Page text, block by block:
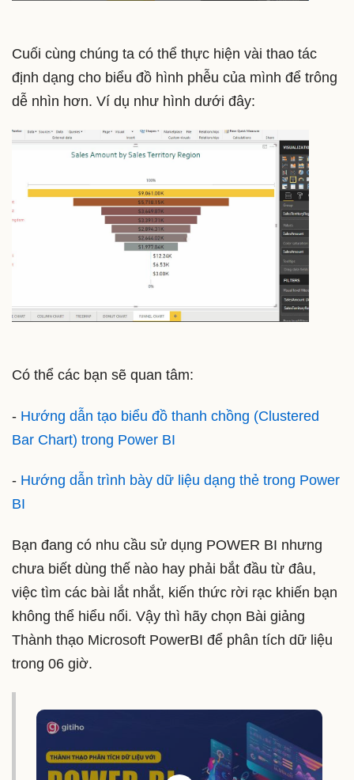
Cuối cùng chúng ta có thể thực hiện vài thao tác
định dạng cho biểu đồ hình phễu của mình để trông
dễ nhìn hơn. Ví dụ như hình dưới đây:
Có thể các bạn sẽ quan tâm:
- Hướng dẫn tạo biểu đồ thanh chồng (Clustered
Bar Chart) trong Power BI
- Hướng dẫn trình bày dữ liệu dạng thẻ trong Power
BI
Bạn đang có nhu cầu sử dụng POWER BI nhưng
chưa biết dùng thế nào hay phải bắt đầu từ đâu,
việc tìm các bài lắt nhắt, kiến thức rời rạc khiến bạn
không thể hiểu nổi. Vậy thì hãy chọn Bài giảng
Thành thạo Microsoft PowerBI để phân tích dữ liệu
trong 06 giờ.